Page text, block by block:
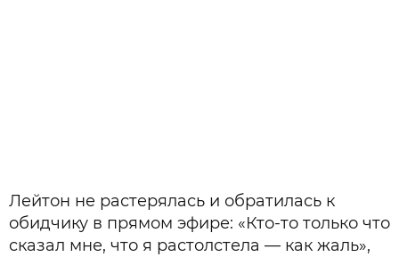
Лейтон не растерялась и обратилась к
обидчику в прямом эфире: «Кто-то только что
сказал мне, что я растолстела — как жаль»,